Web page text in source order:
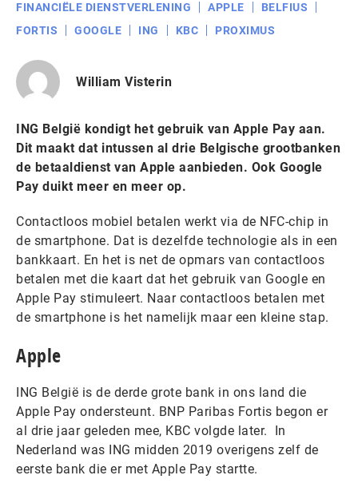
FINANCIËLE DIENSTVERLENING
APPLE
BELFIUS
FORTIS
GOOGLE ING KBC PROXIMUS
William Visterin
ING België kondigt het gebruik van Apple Pay aan.
Dit maakt dat intussen al drie Belgische grootbanken
de betaaldienst van Apple aanbieden. Ook Google
Pay duikt meer en meer op.
Contactloos mobiel betalen werkt via de NFC-chip in
de smartphone. Dat is dezelfde technologie als in een
bankkaart. En het is net de opmars van contactloos
betalen met die kaart dat het gebruik van Google en
Apple Pay stimuleert. Naar contactloos betalen met
de smartphone is het namelijk maar een kleine stap.
Apple
ING België is de derde grote bank in ons land die
Apple Pay ondersteunt. BNP Paribas Fortis begon er
al drie jaar geleden mee, KBC volgde later. In
Nederland was ING midden 2019 overigens zelf de
eerste bank die er met Apple Pay startte.